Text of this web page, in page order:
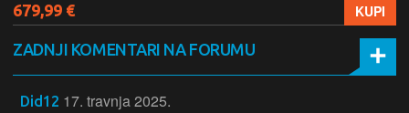
679,99 € KUPI
ZADNJI KOMENTARI NA FORUMU
Did12 17. travnja 2025.